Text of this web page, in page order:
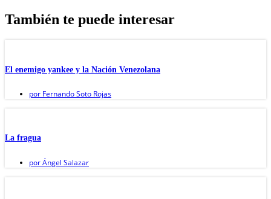
También te puede interesar
El enemigo yankee y la Nación Venezolana
por Fernando Soto Rojas
La fragua
porÁngel Salazar